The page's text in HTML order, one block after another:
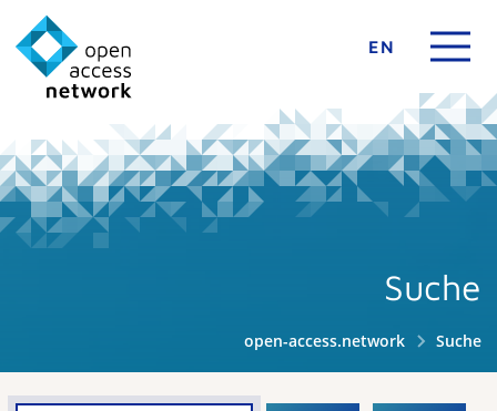
EN
Suche
open-access.network Suche